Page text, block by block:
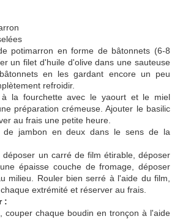
potimarron en forme de bâtonnets (6-8
un filet d'huile d'olive dans une sauteuse
en les gardant encore un peu
refroidir.
à la fourchette avec le yaourt et le miel
préparation crémeuse. Ajouter le basilic
au frais une petite heure.
de jambon en deux dans le sens de la
un carré de film étirable, déposer
épaisse couche de fromage, déposer
milieu. Rouler bien serré à l'aide du film,
extrémité et réserver au frais.
:
couper chaque boudin en tronçon à l'aide